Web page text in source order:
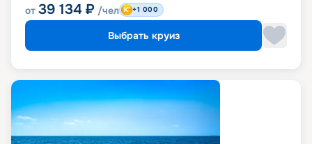
от 39 134 ₽ /чел +1 000
Выбрать круиз